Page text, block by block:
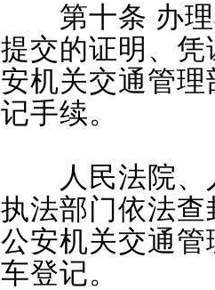
第十条 办
提交的证明、
安机关交通管
记手续。
人民法院、
执法部门依法
公安机关交通
车登记。